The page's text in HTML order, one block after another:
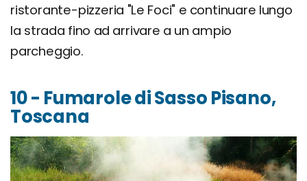
ristorante-pizzeria "Le Foci" e continuare lungo
la strada fino ad arrivare a un ampio
parcheggio.
10 - Fumarole di Sasso Pisano,
Toscana